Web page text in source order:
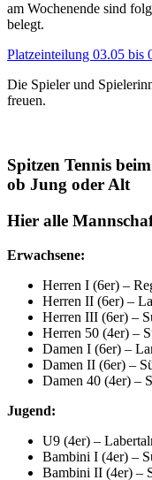
am Wochenende sind
belegt.
Platzeinteilung 03.05 bis
Die Spieler und
freuen.
Spitzen Tennis
ob Jung oder Alt
Hier alle
Erwachsene:
Herren I (6er) –
Herren II (6er) –
Herren III (6er) –
Herren 50 (4er) –
Damen I (6er) –
Damen II (6er) –
Damen 40 (4er) –
Jugend:
U9 (4er) –
Bambini I (4er) –
Bambini II (4er) –